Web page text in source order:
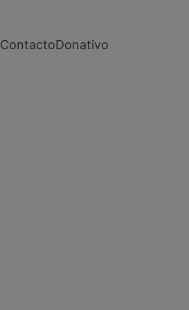
ContactoDonativo